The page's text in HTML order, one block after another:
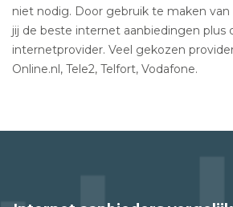
niet nodig. Door gebruik te maken van
jij de beste internet aanbiedingen plus
internetprovider. Veel gekozen
Online.nl, Tele2, Telfort, Vodafone.